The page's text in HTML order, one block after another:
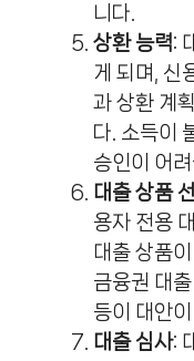
니다.
상환 능력:
게 되며, 신
과 상환 계
다. 소득이
승인이 어
대출 상품
용자 전용
대출 상품
금융권 대
등이 대안
대출 심사: